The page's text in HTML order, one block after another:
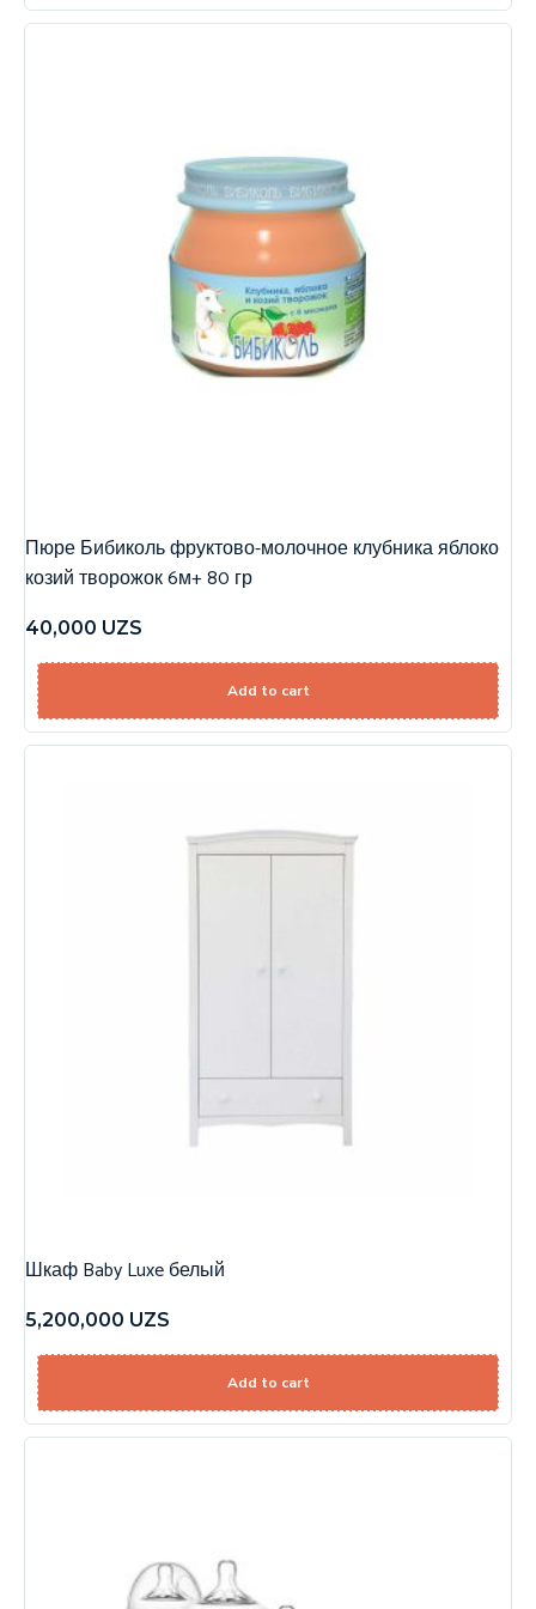
Пюре Бибиколь фруктово-молочное клубника яблоко
козий творожок 6м+ 80 гр
40,000 UZS
Add to cart
Шкаф Baby Luxe белый
5,200,000 UZS
Add to cart